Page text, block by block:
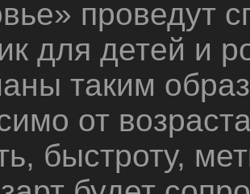
проведут
для детей и
таким
от
быстроту,